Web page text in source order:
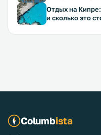
Отдых на Кипре:
и сколько это
Columbista